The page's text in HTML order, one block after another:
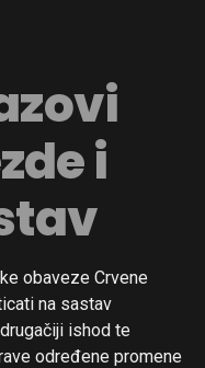
i
obaveze Crvene
na sastav
ishod te
određene promene